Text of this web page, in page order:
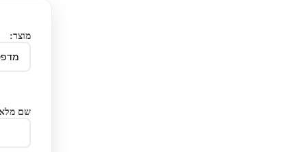
מוצר:
שם